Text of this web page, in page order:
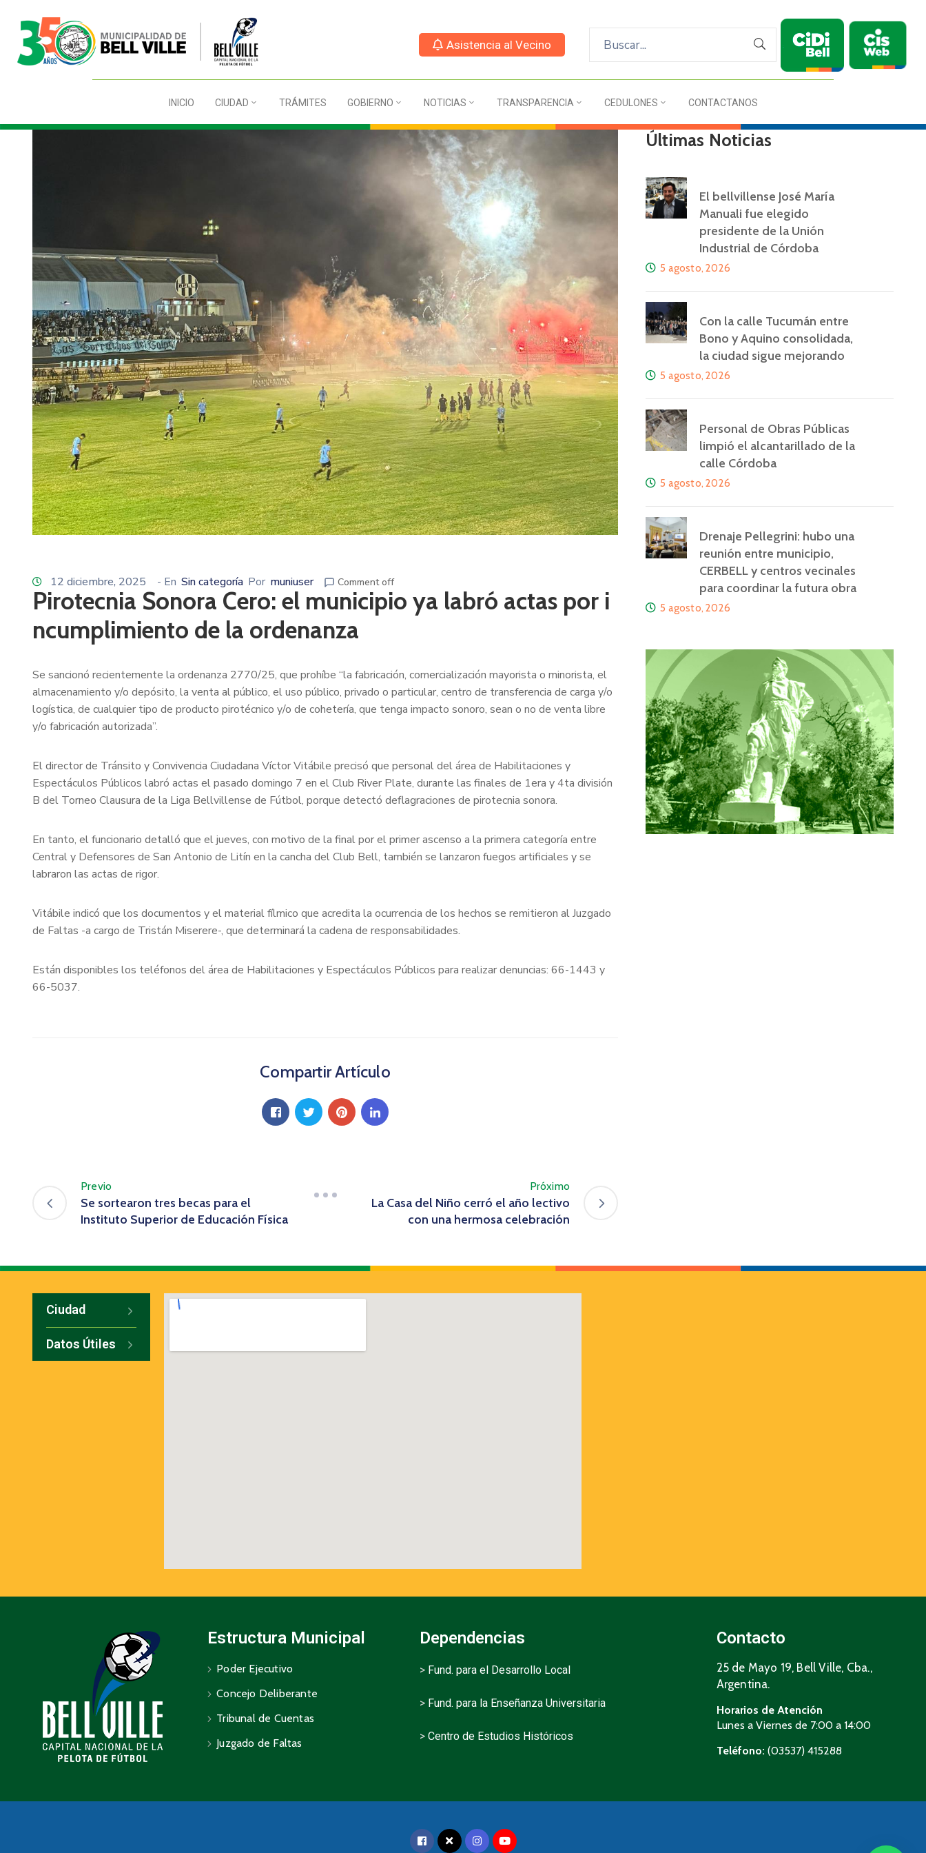
Asistencia al Vecino
INICIO CIUDAD TRÁMITES GOBIERNO NOTICIAS TRANSPARENCIA CEDULONES CONTACTANOS
12 diciembre, 2025 - En Sin categoría Por muniuser Comment off
Pirotecnia Sonora Cero: el municipio ya labró actas por i
ncumplimiento de la ordenanza
Se sancionó recientemente la ordenanza 2770/25, que prohíbe “la fabricación, comercialización mayorista o minorista, el
almacenamiento y/o depósito, la venta al público, el uso público, privado o particular, centro de transferencia de carga y/o
logística, de cualquier tipo de producto pirotécnico y/o de cohetería, que tenga impacto sonoro, sean o no de venta libre
y/o fabricación autorizada”.
El director de Tránsito y Convivencia Ciudadana Víctor Vitábile precisó que personal del área de Habilitaciones y
Espectáculos Públicos labró actas el pasado domingo 7 en el Club River Plate, durante las finales de 1era y 4ta división
B del Torneo Clausura de la Liga Bellvillense de Fútbol, porque detectó deflagraciones de pirotecnia sonora.
En tanto, el funcionario detalló que el jueves, con motivo de la final por el primer ascenso a la primera categoría entre
Central y Defensores de San Antonio de Litín en la cancha del Club Bell, también se lanzaron fuegos artificiales y se
labraron las actas de rigor.
Vitábile indicó que los documentos y el material fílmico que acredita la ocurrencia de los hechos se remitieron al Juzgado
de Faltas -a cargo de Tristán Miserere-, que determinará la cadena de responsabilidades.
Están disponibles los teléfonos del área de Habilitaciones y Espectáculos Públicos para realizar denuncias: 66-1443 y
66-5037.
Compartir Artículo
Previo
Se sortearon tres becas para el
Instituto Superior de Educación Física
Próximo
La Casa del Niño cerró el año lectivo
con una hermosa celebración
Últimas Noticias
El bellvillense José María
Manuali fue elegido
presidente de la Unión
Industrial de Córdoba
5 agosto, 2026
Con la calle Tucumán entre
Bono y Aquino consolidada,
la ciudad sigue mejorando
5 agosto, 2026
Personal de Obras Públicas
limpió el alcantarillado de la
calle Córdoba
5 agosto, 2026
Drenaje Pellegrini: hubo una
reunión entre municipio,
CERBELL y centros vecinales
para coordinar la futura obra
5 agosto, 2026
Ciudad
Datos Útiles
Estructura Municipal
Poder Ejecutivo
Concejo Deliberante
Tribunal de Cuentas
Juzgado de Faltas
Dependencias
> Fund. para el Desarrollo Local
> Fund. para la Enseñanza Universitaria
> Centro de Estudios Históricos
Contacto
25 de Mayo 19, Bell Ville, Cba.,
Argentina.
Horarios de Atención
Lunes a Viernes de 7:00 a 14:00
Teléfono: (03537) 415288